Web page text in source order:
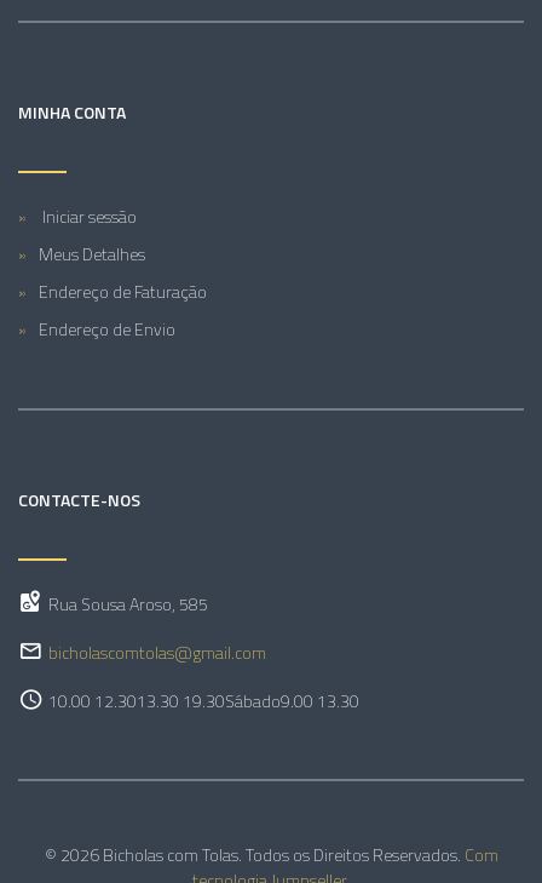
MINHA CONTA
Iniciar sessão
Meus Detalhes
Endereço de Faturação
Endereço de Envio
CONTACTE-NOS
Rua Sousa Aroso, 585
bicholascomtolas@gmail.com
10.00 12.3013.30 19.30Sábado9.00 13.30
© 2026 Bicholas com Tolas. Todos os Direitos Reservados. Com